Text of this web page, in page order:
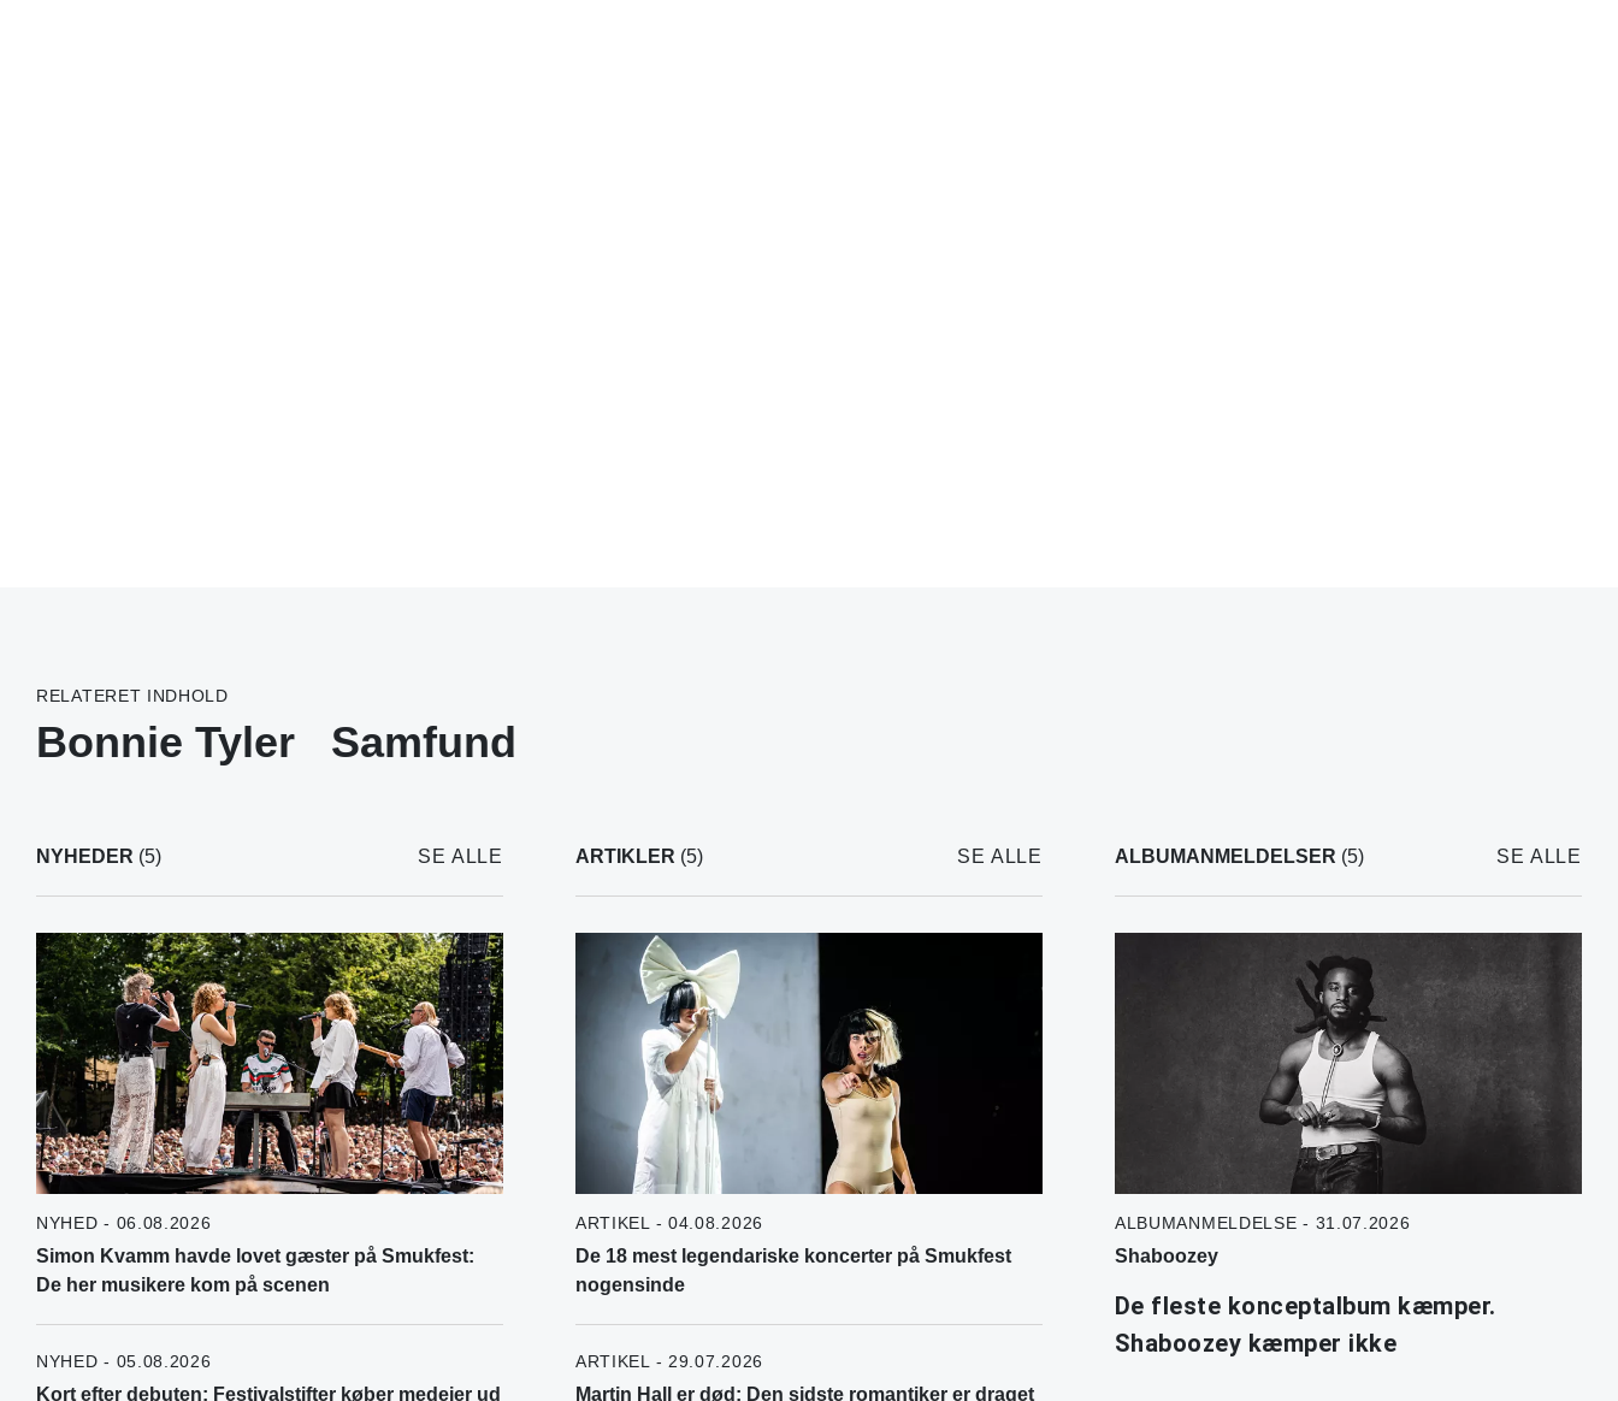
RELATERET INDHOLD
Bonnie Tyler Samfund
NYHEDER (5) SE ALLE
NYHED - 06.08.2026
Simon Kvamm havde lovet gæster på Smukfest:
De her musikere kom på scenen
NYHED - 05.08.2026
Kort efter debuten: Festivalstifter køber medejer ud
ARTIKLER (5) SE ALLE
ARTIKEL - 04.08.2026
De 18 mest legendariske koncerter på Smukfest
nogensinde
ARTIKEL - 29.07.2026
Martin Hall er død: Den sidste romantiker er draget
ALBUMANMELDELSER (5) SE ALLE
ALBUMANMELDELSE - 31.07.2026
Shaboozey
De fleste konceptalbum kæmper.
Shaboozey kæmper ikke